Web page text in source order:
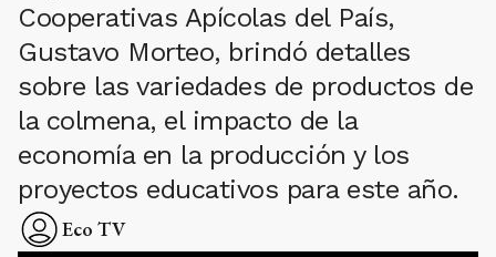
Cooperativas Apícolas del País,
Gustavo Morteo, brindó detalles
sobre las variedades de productos de
la colmena, el impacto de la
economía en la producción y los
proyectos educativos para este año.
Eco TV